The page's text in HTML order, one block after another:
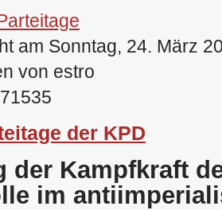
am Sonntag, 24. März
von estro
der KPD
der Kampfkraft
im